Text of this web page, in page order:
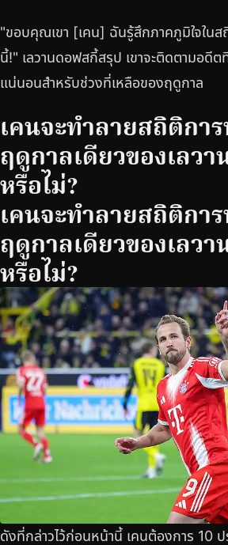
"ขอบคุณเขา [เคน] ฉันรู้สึกภาคภูมิใจใน
นี้!" เลวานดอฟสกี้สรุป เขาจะติดตามอดีต
แน่นอนสำหรับช่วงที่เหลือของฤดูกาล
เคนจะทำลายสถิติกา
ฤดูกาลเดียวของเลว
หรือไม่?
เคนจะทำลายสถิติกา
ฤดูกาลเดียวของเลว
หรือไม่?
ดังที่กล่าวไว้ก่อนหน้านี้ เคนต้องการ 10